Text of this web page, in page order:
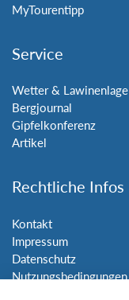
MyTourentipp
Service
Wetter & Lawinenlage
Bergjournal
Gipfelkonferenz
Artikel
Rechtliche Infos
Kontakt
Impressum
Datenschutz
Nutzungsbedingungen